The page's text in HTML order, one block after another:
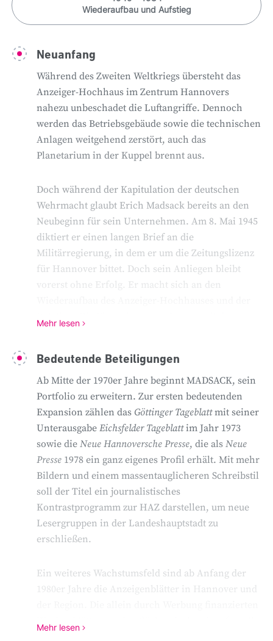
Wiederaufbau und Aufstieg
Neuanfang
Während des Zweiten Weltkriegs übersteht das
Anzeiger-Hochhaus im Zentrum Hannovers
nahezu unbeschadet die Luftangriffe. Dennoch
werden das Betriebsgebäude sowie die technischen
Anlagen weitgehend zerstört, auch das
Planetarium in der Kuppel brennt aus.
Doch während der Kapitulation der deutschen
Wehrmacht glaubt Erich Madsack bereits an den
Neubeginn für sein Unternehmen. Am 8. Mai 1945
diktiert er einen langen Brief an die
Militärregierung, in dem er um die Zeitungslizenz
für Hannover bittet. Doch sein Anliegen bleibt
vorerst ohne Erfolg. Er macht sich an den
Rotation. Die Finanzierung sichert er mit dem
Ende der 1940er Jahre schreiben engagierte
Journalisten im Anzeiger-Hochhaus
Mediengeschichte. Dort gründet Rudolf Augstein
das NachrichtenmagazinDer Spiegel(1947) und
Henri Nannen denStern(1948). Kurz darauf folgt
am 25. August 1949 dieHannoversche Allgemeine
Zeitung(HAZ), für die Erich Madsack die Lizenz
erhält. Die treue Leserschaft des
VorgängertitelsHannoverscher Anzeiger
etwa 120.000 Menschen geschätzt wird, beschert
der HAZ einen erfolgreichen Start.
kämpfen Anfang der 1950er Jahre über 70
Zeitungstitel um die Lesergunst. Kooperationen
redaktionellen Seiten der HAZ nutzen, fördern
Mehr lesen
Bedeutende Beteiligungen
Ab Mitte der 1970er Jahre beginnt MADSACK, sein
Portfolio zu erweitern. Zur ersten bedeutenden
Expansion zählen das Göttinger Tageblattmit seiner
Unterausgabe Eichsfelder Tageblattim Jahr 1973
sowie die Neue Hannoversche Presse, die als Neue
Presse 1978 ein ganz eigenes Profil erhält. Mit mehr
Bildern und einem massentauglicheren Schreibstil
soll der Titel ein journalistisches
Kontrastprogramm zur HAZ darstellen, um neue
Lesergruppen in der Landeshauptstadt zu
erschließen.
Ein weiteres Wachstumsfeld sind ab Anfang der
1980er Jahre die Anzeigenblätter in Hannover und
Wochenblätter werden flächendeckend an fast alle
Mehr lesen